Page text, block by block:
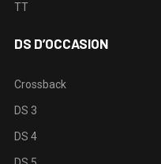
TT
DS D’OCCASION
Crossback
DS 3
DS 4